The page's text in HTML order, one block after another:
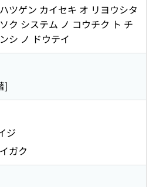
ツゲン カイセキ オ リヨウシタ
ク システム ノ コウチク ト チ
シ ノ ドウテイ
]
ジ
ガク